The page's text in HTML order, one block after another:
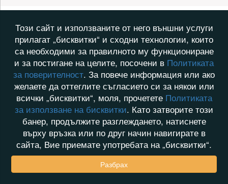
Този сайт и използваните от него външни услуги
прилагат „бисквитки“ и сходни технологии, които
са необходими за правилното му функциониране
и за постигане на целите, посочени в Политиката
за поверителност. За повече информация или ако
желаете да оттеглите съгласието си за някои или
всички „бисквитки“, моля, прочетете Политиката
за използване на бисквитки. Като затворите този
банер, продължите разглеждането, натиснете
върху връзка или по друг начин навигирате в
сайта, Вие приемате употребата на „бисквитки“.
Разбрах